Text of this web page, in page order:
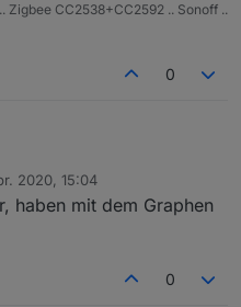
Zigbee CC2538+CC2592 .. Sonoff ..
0
ist dann !?
2020, 15:04
haben mit dem Graphen
0